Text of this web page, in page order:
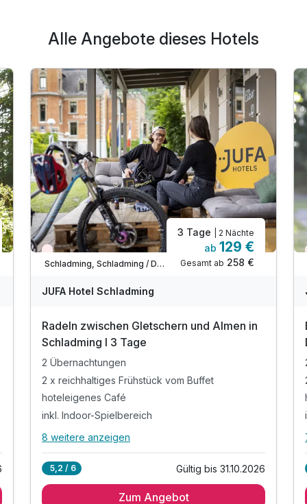
Alle Angebote dieses Hotels
Nur noch Restplätze
Schladming, Schladming / Dachstein
3 Tage | 2 Nächte
ab 129 €
Gesamt ab 258 €
JUFA Hotel Schladming
Radeln zwischen Gletschern und Almen in
Schladming I 3 Tage
2 Übernachtungen
2 x reichhaltiges Frühstück vom Buffet
hoteleigenes Café
inkl. Indoor-Spielbereich
Alle Inklusivleistungen
2 x reichhaltiges Frühstück vom Buffet
8 weitere anzeigen
5,2 / 6 Gültig bis 31.10.2026
Zum Angebot